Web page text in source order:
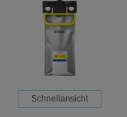
Schnellansicht